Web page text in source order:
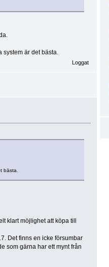
är det bästa.
Loggat
bästa.
klart möjlighet att köpa till
Det finns en icke försumbar
som gärna har ett mynt från